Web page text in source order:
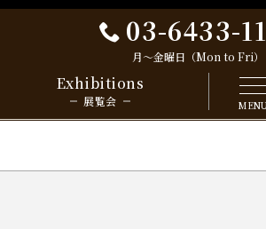
03-6433-
月～金曜日（Mon to Fri）
Exhibitions
展覧会